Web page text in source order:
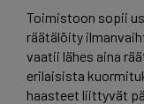
Toimistoon sopii
räätälöity
vaatii lähes aina
erilaisista
haasteet liittyvät